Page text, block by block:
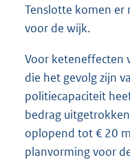
Tenslotte komen
voor de wijk.
Voor keteneffecten
die het gevolg zijn
politiecapaciteit
bedrag
oplopend tot € 20
planvorming voor